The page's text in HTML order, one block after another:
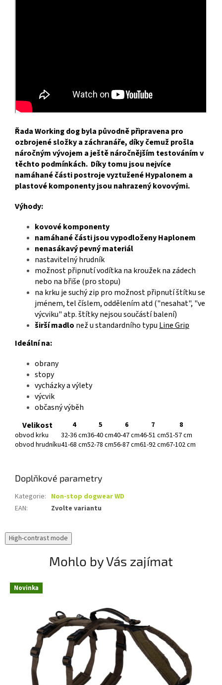
Řada Working dog byla původně připravena pro
ozbrojené složky a záchranáře, díky čemuž prošla
náročným vývojem a ještě náročnějším testováním v
těchto podmínkách. Díky tomu jsou nejvíce
namáhané části postroje vyztužené Hypalonem a
plastové komponenty jsou nahrazený kovovými.
Výhody:
kovové komponenty
namáhané části jsou vypodloženy Haplonem
nenasákavý pevný materiál
nastavitelný hrudník
možnost připnutí vodítka na kroužek na zádech
nebo na břiše (pro stopu)
na krku je suchý zip pro možnost připnutí štítku se
jménem, tel číslem, oddělením atd ("nesahat", "ve
výcviku" atp. štítky nejsou součástí balení)
širší madlo než u standardního typu Line Grip
Ideální na:
obrany
stopy
vycházky a výlety
výcvik
občasný výběh
Velikost
4 5 6 7
8
obvod krku
32-36 cm36-40 cm40-47 cm46-51 cm51-57 cm
obvod hrudníku41-68 cm52-78 cm56-87 cm61-92 cm67-102 cm
Doplňkové parametry
Kategorie: Non-stop dogwear WD
EAN: Zvolte variantu
High-contrast mode
Mohlo by Vás zajímat
Novinka